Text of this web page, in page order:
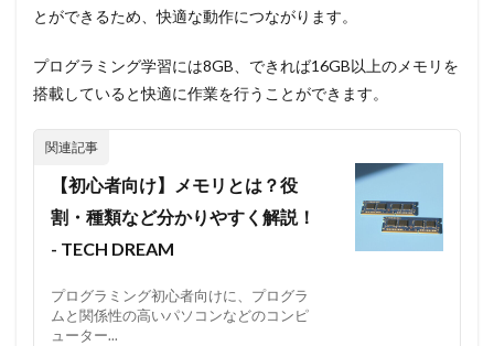
とができるため、快適な動作につながります。
プログラミング学習には8GB、できれば16GB以上のメモリを
搭載していると快適に作業を行うことができます。
【初心者向け】メモリとは？役
割・種類など分かりやすく解説！
- TECH DREAM
プログラミング初心者向けに、プログラ
ムと関係性の高いパソコンなどのコンピ
ューター...